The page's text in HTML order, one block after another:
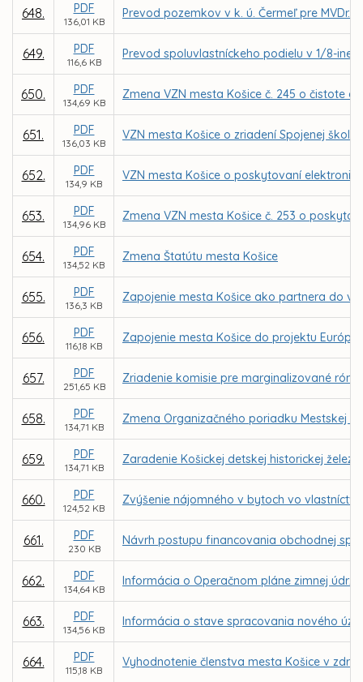
648. PDF
136,01 KB
Prevod pozemkov v k. ú. Čermeľ pre
649. PDF
116,6 KB
Prevod spoluvlastníckeho podielu v 1/8-ine
650. PDF
134,69 KB
Zmena VZN mesta Košice č. 245 o čistote a
651. PDF
136,03 KB
VZN mesta Košice o zriadení Spojenej školy
652. PDF
134,9 KB
VZN mesta Košice o poskytovaní
653. PDF
134,96 KB
Zmena VZN mesta Košice č. 253 o
654. PDF
134,52 KB
Zmena Štatútu mesta Košice
655. PDF
136,3 KB
Zapojenie mesta Košice ako partnera do
656. PDF
116,18 KB
Zapojenie mesta Košice do projektu
657. PDF
251,65 KB
Zriadenie komisie pre marginalizované
658. PDF
134,71 KB
Zmena Organizačného poriadku Mestskej
659. PDF
134,71 KB
Zaradenie Košickej detskej historickej
660. PDF
124,52 KB
Zvýšenie nájomného v bytoch vo
661. PDF
230 KB
Návrh postupu financovania obchodnej
662. PDF
134,64 KB
Informácia o Operačnom pláne zimnej
663. PDF
134,56 KB
Informácia o stave spracovania nového
664. PDF
115,18 KB
Vyhodnotenie členstva mesta Košice v